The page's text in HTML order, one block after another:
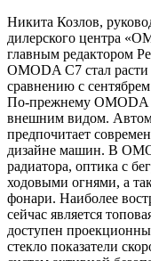
Никита Козлов,
дилерского центра
главным редактором
OMODA C7 стал
сравнению с
По-прежнему OMODA
внешним видом.
предпочитает
дизайне машин. В
радиатора, оптика с
ходовыми огнями, а
фонари. Наиболее
сейчас является
доступен
стекло показатели